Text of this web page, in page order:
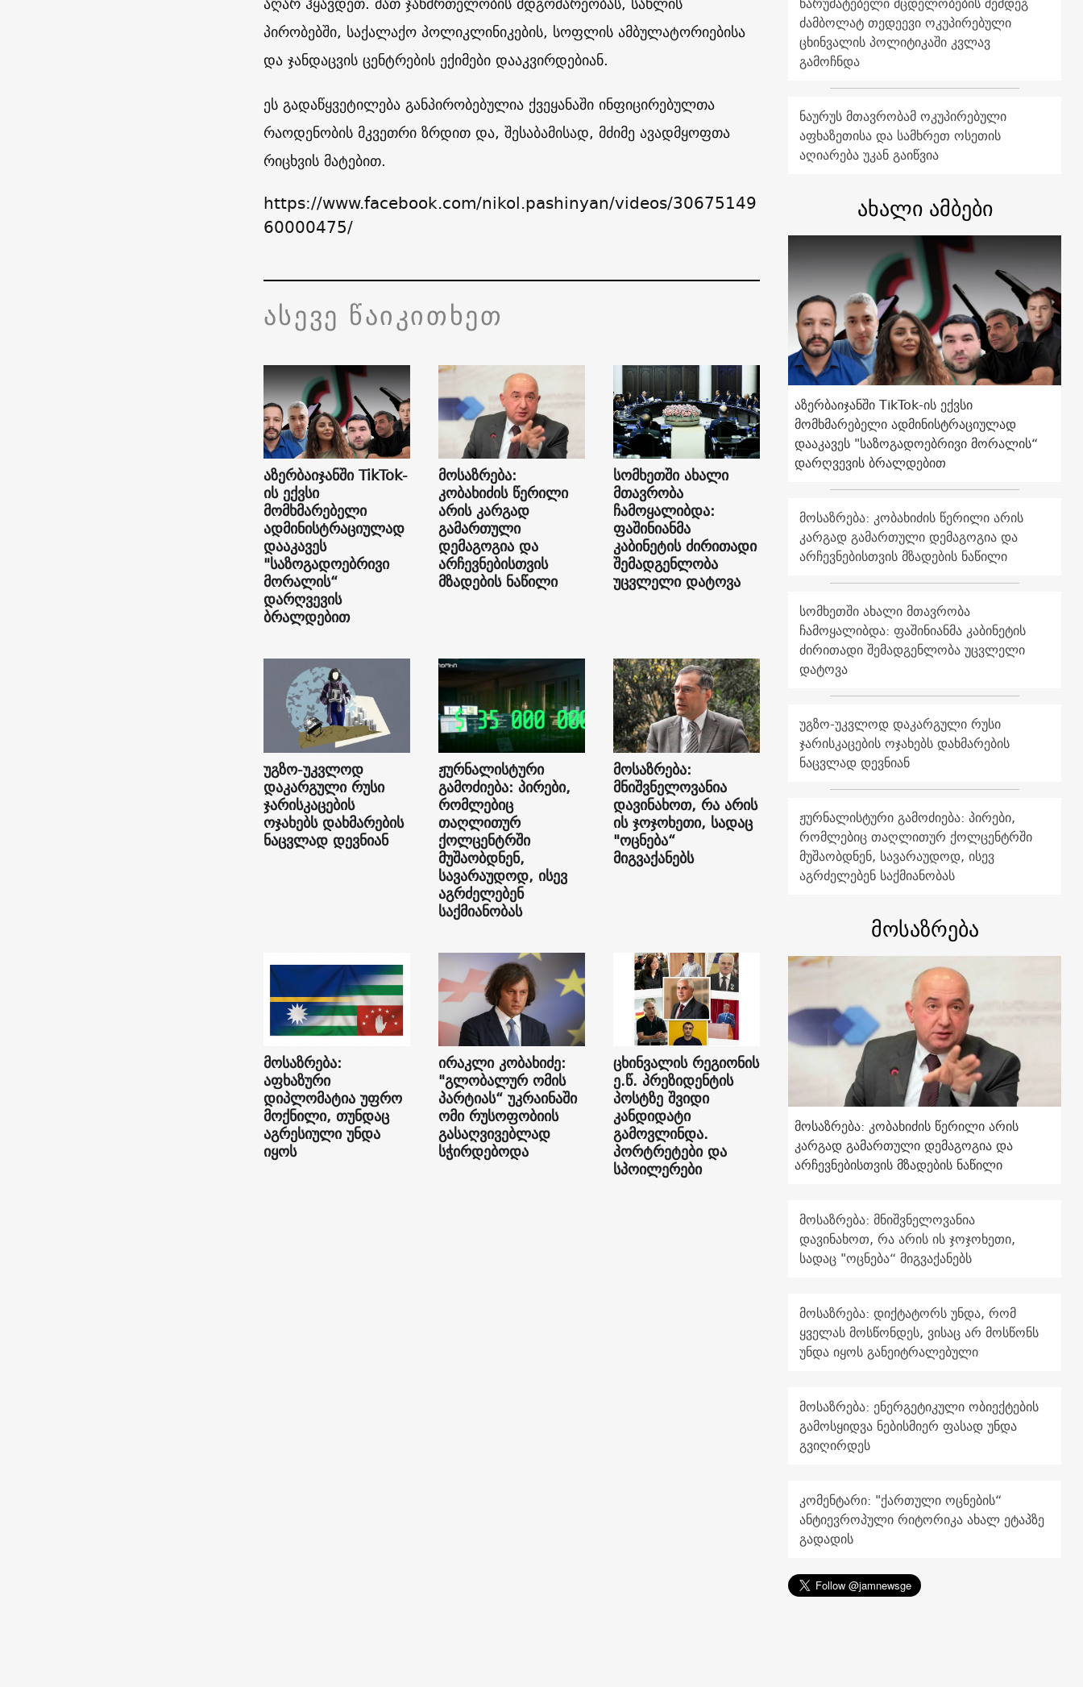
პირობებში, საქალაქო პოლიკლინიკების, სოფლის ამბულატორიებისა
და ჯანდაცვის ცენტრების ექიმები დააკვირდებიან.
ეს გადაწყვეტილება განპირობებულია ქვეყანაში ინფიცირებულთა
რაოდენობის მკვეთრი ზრდით და, შესაბამისად, მძიმე ავადმყოფთა
რიცხვის მატებით.
https://www.facebook.com/nikol.pashinyan/videos/30675149
60000475/
ასევე წაიკითხეთ
აზერბაიჯანში TikTok-
ის ექვსი
მომხმარებელი
ადმინისტრაციულად
დააკავეს
"საზოგადოებრივი
მორალის“
დარღვევის
ბრალდებით
მოსაზრება:
კობახიძის წერილი
არის კარგად
გამართული
დემაგოგია და
არჩევნებისთვის
მზადების ნაწილი
სომხეთში ახალი
მთავრობა
ჩამოყალიბდა:
ფაშინიანმა
კაბინეტის ძირითადი
შემადგენლობა
უცვლელი დატოვა
უგზო-უკვლოდ
დაკარგული რუსი
ჯარისკაცების
ოჯახებს დახმარების
ნაცვლად დევნიან
ჟურნალისტური
გამოძიება: პირები,
რომლებიც
თაღლითურ
ქოლცენტრში
მუშაობდნენ,
სავარაუდოდ, ისევ
აგრძელებენ
საქმიანობას
მოსაზრება:
მნიშვნელოვანია
დავინახოთ, რა არის
ის ჯოჯოხეთი, სადაც
"ოცნება“
მიგვაქანებს
მოსაზრება:
აფხაზური
დიპლომატია უფრო
მოქნილი, თუნდაც
აგრესიული უნდა
იყოს
ირაკლი კობახიძე:
"გლობალურ ომის
პარტიას“ უკრაინაში
ომი რუსოფობიის
გასაღვივებლად
სჭირდებოდა
ცხინვალის რეგიონის
ე.წ. პრეზიდენტის
პოსტზე შვიდი
კანდიდატი
გამოვლინდა.
პორტრეტები და
სპოილერები
ძამბოლატ თედეევი ოკუპირებული
ცხინვალის პოლიტიკაში კვლავ
გამოჩნდა
ნაურუს მთავრობამ ოკუპირებული
აფხაზეთისა და სამხრეთ ოსეთის
აღიარება უკან გაიწვია
ახალი ამბები
აზერბაიჯანში TikTok-ის ექვსი
მომხმარებელი ადმინისტრაციულად
დააკავეს "საზოგადოებრივი მორალის“
დარღვევის ბრალდებით
მოსაზრება: კობახიძის წერილი არის
კარგად გამართული დემაგოგია და
არჩევნებისთვის მზადების ნაწილი
სომხეთში ახალი მთავრობა
ჩამოყალიბდა: ფაშინიანმა კაბინეტის
ძირითადი შემადგენლობა უცვლელი
დატოვა
უგზო-უკვლოდ დაკარგული რუსი
ჯარისკაცების ოჯახებს დახმარების
ნაცვლად დევნიან
ჟურნალისტური გამოძიება: პირები,
რომლებიც თაღლითურ ქოლცენტრში
მუშაობდნენ, სავარაუდოდ, ისევ
აგრძელებენ საქმიანობას
მოსაზრება
მოსაზრება: კობახიძის წერილი არის
კარგად გამართული დემაგოგია და
არჩევნებისთვის მზადების ნაწილი
მოსაზრება: მნიშვნელოვანია
დავინახოთ, რა არის ის ჯოჯოხეთი,
სადაც "ოცნება“ მიგვაქანებს
მოსაზრება: დიქტატორს უნდა, რომ
ყველას მოსწონდეს, ვისაც არ მოსწონს
უნდა იყოს განეიტრალებული
მოსაზრება: ენერგეტიკული ობიექტების
გამოსყიდვა ნებისმიერ ფასად უნდა
გვიღირდეს
კომენტარი: "ქართული ოცნების“
ანტიევროპული რიტორიკა ახალ ეტაპზე
გადადის